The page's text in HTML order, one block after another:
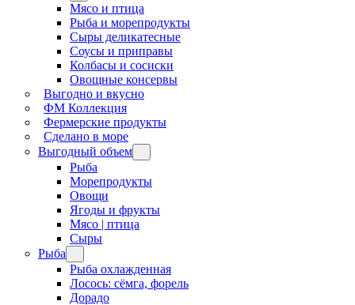
Мясо и птица
Рыба и морепродукты
Сыры деликатесные
Соусы и приправы
Колбасы и сосиски
Овощные консервы
Выгодно и вкусно
ФМ Коллекция
Фермерские продукты
Сделано в море
Выгодный объем
Рыба
Морепродукты
Овощи
Ягоды и фрукты
Мясо | птица
Сыры
Рыба
Рыба охлажденная
Лосось: сёмга, форель
Дорадо